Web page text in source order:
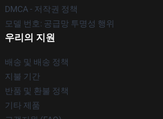
DMCA - 저작권 정책
모델 번호: 공급망 투명성 행위
우리의 지원
배송 및 배송 정책
지불 기간
반품 및 환불 정책
기타 제품